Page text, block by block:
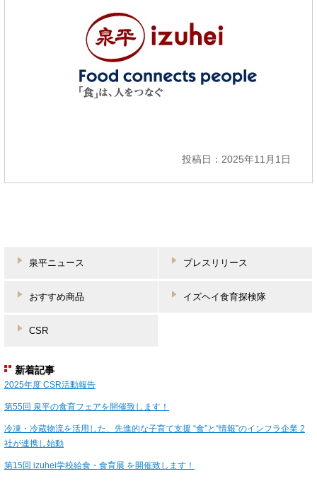
投稿日：2025年11月1日
泉平ニュース プレスリリース
おすすめ商品 イズヘイ食育探検隊
CSR
新着記事
2025年度 CSR活動報告
第55回 泉平の食育フェアを開催致します！
冷凍・冷蔵物流を活用した、先進的な子育て支援 “食”と“情報”のインフラ企業 2
社が連携し始動
第15回 izuhei学校給食・食育展 を開催致します！